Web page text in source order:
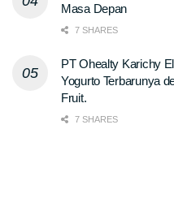
Masa Depan
7 SHARES
PT Ohealty Karichy
Yogurto Terbarunya
Fruit.
7 SHARES